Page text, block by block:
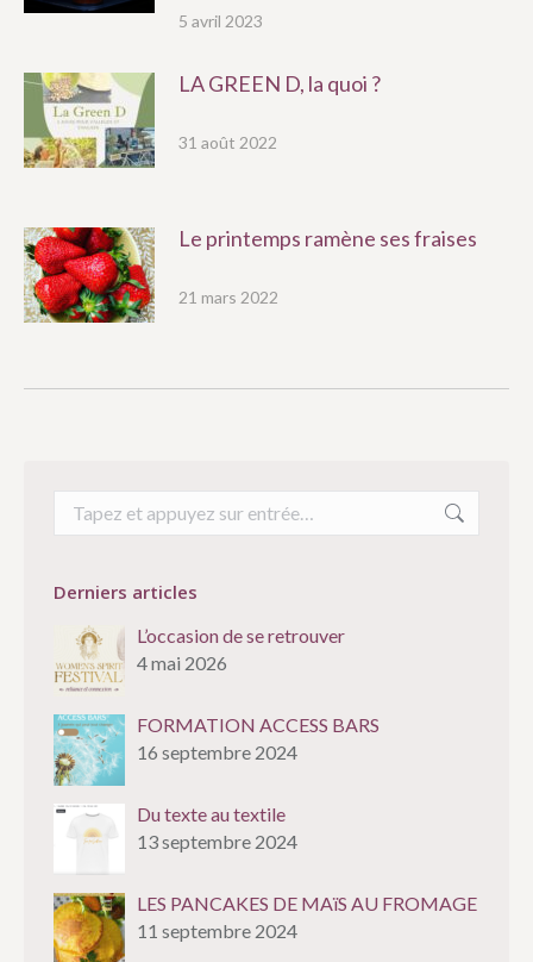
5 avril 2023
LA GREEN D, la quoi ?
31 août 2022
Le printemps ramène ses fraises
21 mars 2022
Recherche
Derniers articles
L’occasion de se retrouver
4 mai 2026
FORMATION ACCESS BARS
16 septembre 2024
Du texte au textile
13 septembre 2024
LES PANCAKES DE MAïS AU FROMAGE
11 septembre 2024